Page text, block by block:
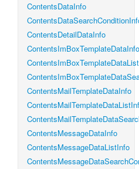
ContentsDataInfo
ContentsDetailDataInfo
ContentsImBoxTemplateDataInfo
ContentsMailTemplateDataInfo
ContentsMessageDataInfo
ContentsMessageDataListInfo